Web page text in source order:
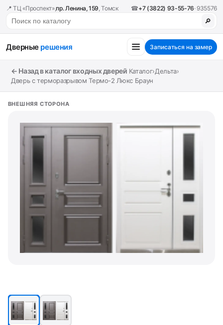
📍 ТЦ «Проспект»,пр. Ленина, 159, Томск ☎+7 (3822) 93-55-76· 935576
🔎
Дверные решения Записаться на замер
← Назад в каталог входных дверей Каталог›Дельта›
Дверь с терморазрывом Термо-2 Люкс Браун
ВНЕШНЯЯ СТОРОНА